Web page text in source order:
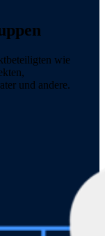
wie
und andere.